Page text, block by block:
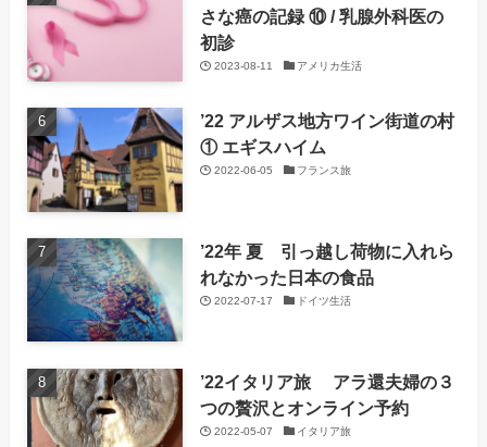
さな癌の記録 ⑩ / 乳腺外科医の
初診
2023-08-11 アメリカ生活
’22 アルザス地方ワイン街道の村
① エギスハイム
2022-06-05 フランス旅
’22年 夏 引っ越し荷物に入れら
れなかった日本の食品
2022-07-17 ドイツ生活
’22イタリア旅 アラ還夫婦の３
つの贅沢とオンライン予約
2022-05-07 イタリア旅